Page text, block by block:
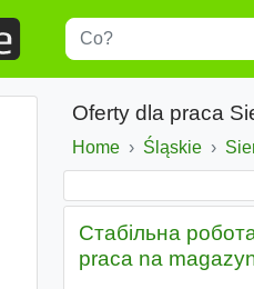
Title
Oferty dla praca
Home Śląskie
Стабільна
praca na